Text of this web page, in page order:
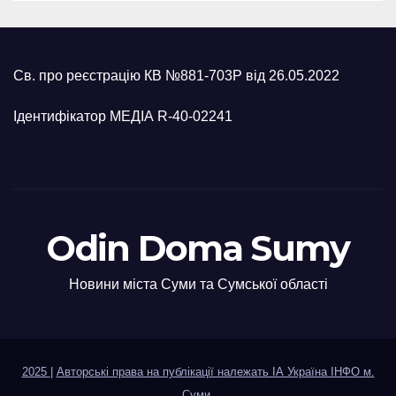
Св. про реєстрацію КВ №881-703Р від 26.05.2022
Ідентифікатор МЕДІА R-40-02241
Odin Doma Sumy
Новини міста Суми та Сумської області
2025 | Авторські права на публікації належать ІА Україна ІНФО м.